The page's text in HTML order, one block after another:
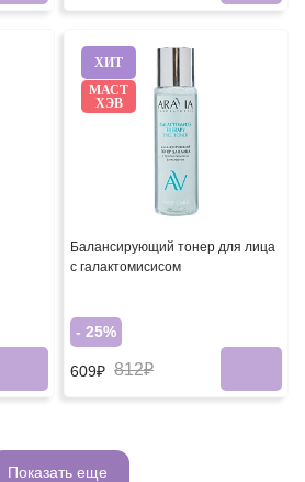
ХИТ
МАСТ
ХЭВ
Балансирующий тонер для лица
с галактомисисом
- 25%
609₽ 812₽
Показать еще